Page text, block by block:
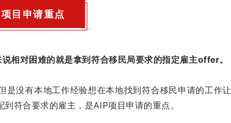
目申请重点
相对困难的就是拿到符合移民局要求的指定雇主offer。
没有本地工作经验想在本地找到符合移民申请的工作让
符合要求的雇主，是AIP项目申请的重点。